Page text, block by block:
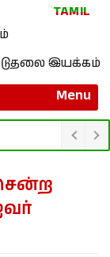
TAMIL
Menu